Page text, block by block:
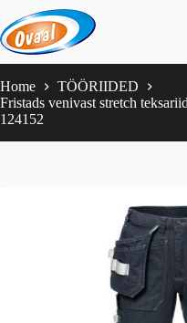
to
content
Home
TÖÖRIIDED
Fristads venivast stretch
124152